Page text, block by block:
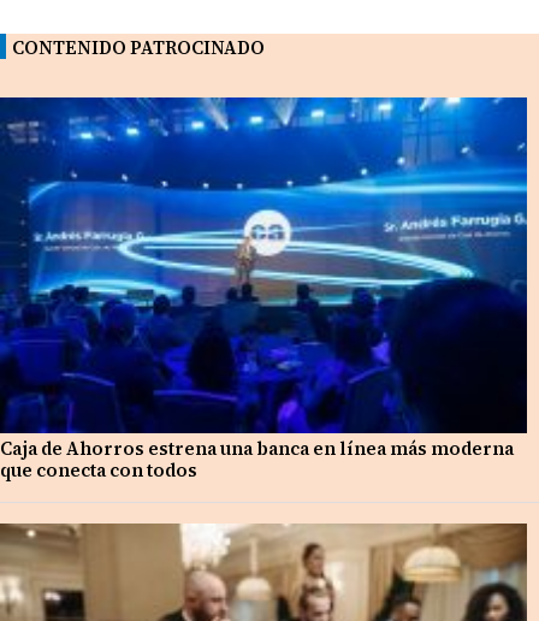
CONTENIDO PATROCINADO
Caja de Ahorros estrena una banca en línea más moderna
que conecta con todos